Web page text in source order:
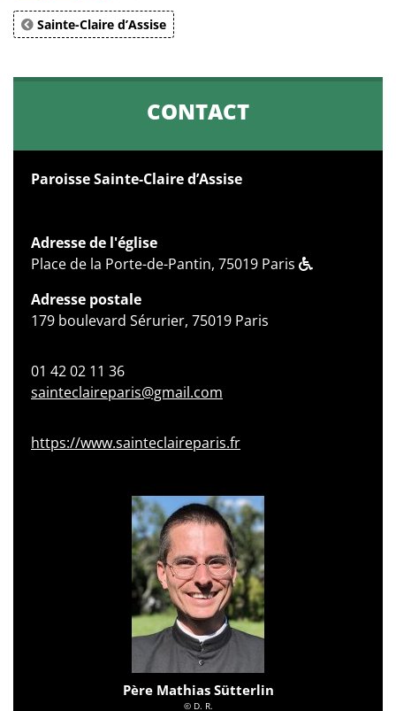
Sainte-Claire d’Assise
CONTACT
Paroisse Sainte-Claire d’Assise
Adresse de l'église
Place de la Porte-de-Pantin, 75019 Paris
Adresse postale
179 boulevard Sérurier, 75019 Paris
01 42 02 11 36
sainteclaireparis@gmail.com
https://www.sainteclaireparis.fr
Père Mathias Sütterlin
© D. R.